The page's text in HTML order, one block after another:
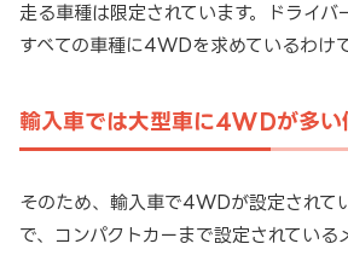
走る車種は限定されています。ドライバ
すべての車種に4WDを求めているわけ
輸入車では大型車に4WDが多い
そのため、輸入車で4WDが設定されて
で、コンパクトカーまで設定されている